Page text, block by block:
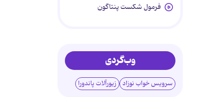
فرمول شکست پنتاگون
وب‌گردی
سرویس خواب نوزاد زیورآلات پاندورا